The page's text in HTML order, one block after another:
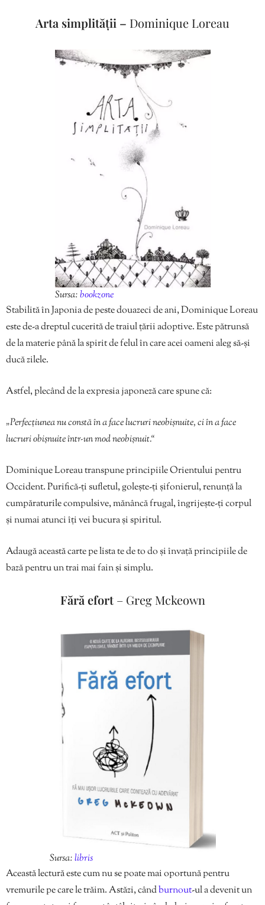
Arta simplității – Dominique Loreau
Sursa:bookzone
Stabilită în Japonia de peste douazeci de ani, Dominique Loreau
este de-a dreptul cucerită de traiul țării adoptive. Este pătrunsă
de la materie până la spirit de felul în care acei oameni aleg să-și
ducă zilele.
Astfel, plecând de la expresia japoneză care spune că:
„Perfecțiunea nu constă în a face lucruri neobișnuite, ci în a face
lucruri obișnuite într-un mod neobișnuit.“
Dominique Loreau transpune principiile Orientului pentru
Occident. Purifică-ți sufletul, golește-ți șifonierul, renunță la
cumpăraturile compulsive, mănâncă frugal, îngrijește-ți corpul
și numai atunci îți vei bucura și spiritul.
Adaugă această carte pe lista te de to do și învață principiile de
bază pentru un trai mai fain și simplu.
Fără efort– Greg Mckeown
Sursa:libris
Această lectură este cum nu se poate mai oportună pentru
vremurile pe care le trăim. Astăzi, cândburnout-ul a devenit un